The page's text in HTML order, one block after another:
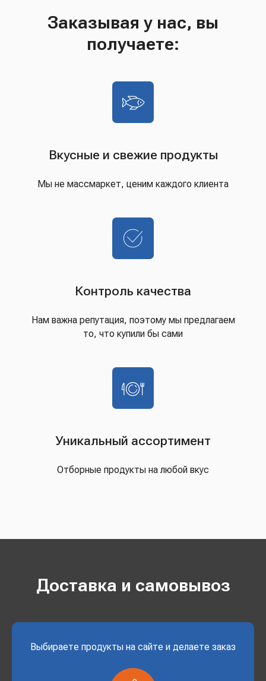
Заказывая у нас, вы
получаете:
Вкусные и свежие продукты
Мы не массмаркет, ценим каждого клиента
Контроль качества
Нам важна репутация, поэтому мы предлагаем
то, что купили бы сами
Уникальный ассортимент
Отборные продукты на любой вкус
Доставка и самовывоз
Выбираете продукты на сайте и делаете заказ